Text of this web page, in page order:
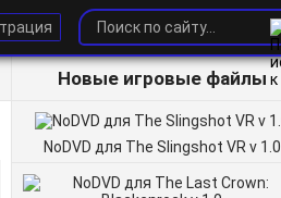
Новые игровые файлы
NoDVD для The Slingshot VR v 1.0